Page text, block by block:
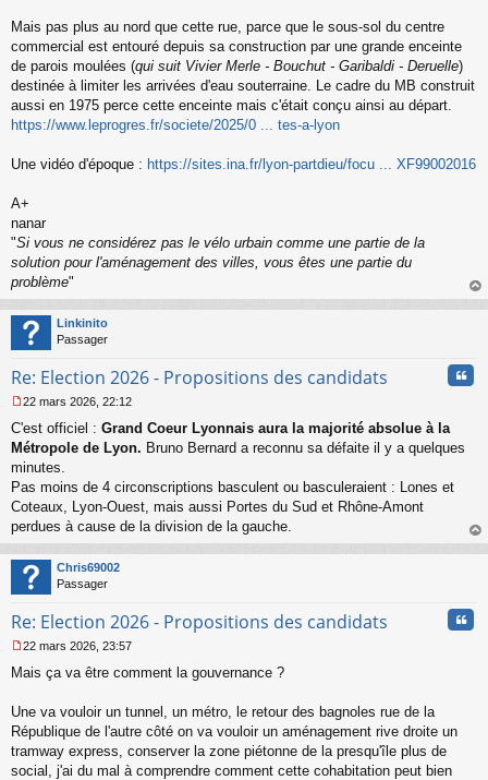
n
u
Mais pas plus au nord que cette rue, parce que le sous-sol du centre
commercial est entouré depuis sa construction par une grande enceinte
de parois moulées (qui suit Vivier Merle - Bouchut - Garibaldi - Deruelle)
destinée à limiter les arrivées d'eau souterraine. Le cadre du MB construit
aussi en 1975 perce cette enceinte mais c'était conçu ainsi au départ.
https://www.leprogres.fr/societe/2025/0 ... tes-a-lyon
Une vidéo d'époque : https://sites.ina.fr/lyon-partdieu/focu ... XF99002016
A+
nanar
"Si vous ne considérez pas le vélo urbain comme une partie de la
solution pour l'aménagement des villes, vous êtes une partie du
problème"
au
Linkinito
Passager
Re: Election 2026 - Propositions des candidats
e
s
s
g
e
n
o
n
l
u
22 mars 2026, 22:12
C'est officiel : Grand Coeur Lyonnais aura la majorité absolue à la
Métropole de Lyon. Bruno Bernard a reconnu sa défaite il y a quelques
minutes.
Pas moins de 4 circonscriptions basculent ou basculeraient : Lones et
Coteaux, Lyon-Ouest, mais aussi Portes du Sud et Rhône-Amont
perdues à cause de la division de la gauche.
au
Chris69002
Passager
Re: Election 2026 - Propositions des candidats
e
s
a
g
e
n
22 mars 2026, 23:57
Mais ça va être comment la gouvernance ?
Une va vouloir un tunnel, un métro, le retour des bagnoles rue de la
République de l'autre côté on va vouloir un aménagement rive droite un
tramway express, conserver la zone piétonne de la presqu'île plus de
social, j'ai du mal à comprendre comment cette cohabitation peut bien